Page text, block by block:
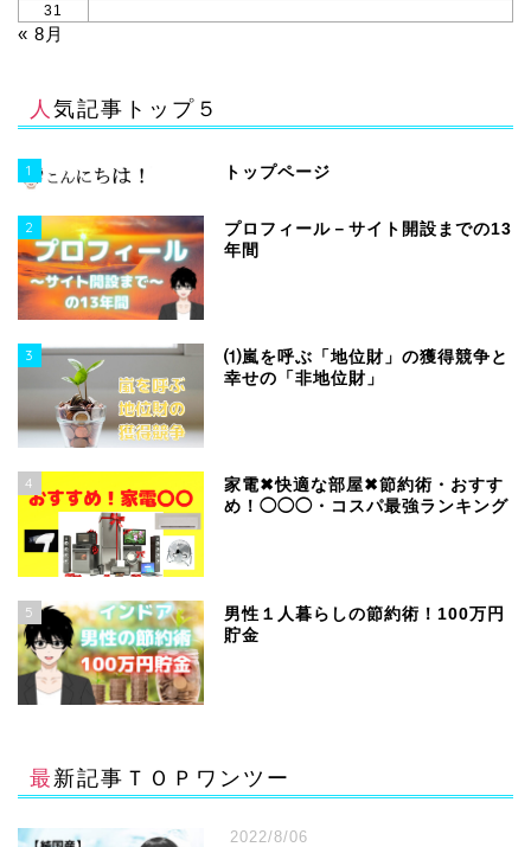
31
« 8月
人気記事トップ５
1 トップページ
2
プロフィール－サイト開設までの13
年間
3
⑴嵐を呼ぶ「地位財」の獲得競争と
幸せの「非地位財」
4
家電✖快適な部屋✖節約術・おすす
め！◯◯◯・コスパ最強ランキング
5
男性１人暮らしの節約術！100万円
貯金
最新記事ＴＯＰワンツー
2022/8/06